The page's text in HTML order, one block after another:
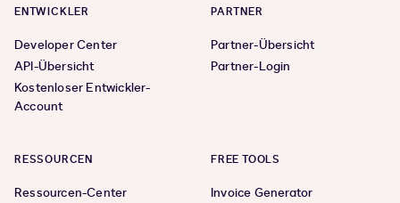
ENTWICKLER
Developer Center
API-Übersicht
Kostenloser Entwickler-
Account
PARTNER
Partner-Übersicht
Partner-Login
RESSOURCEN
Ressourcen-Center
FREE TOOLS
Invoice Generator